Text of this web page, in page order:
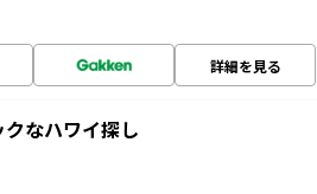
詳細を見る
なハワイ探し